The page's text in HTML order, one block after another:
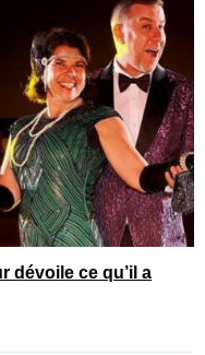
dévoile ce qu’il a